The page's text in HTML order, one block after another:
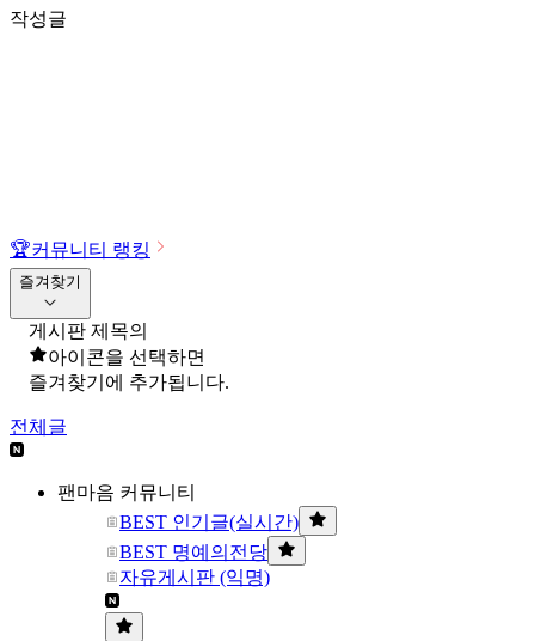
작성글
🏆커뮤니티 랭킹
즐겨찾기
게시판 제목의
아이콘을 선택하면
즐겨찾기에 추가됩니다.
전체글
팬마음 커뮤니티
BEST 인기글(실시간)
BEST 명예의전당
자유게시판 (익명)